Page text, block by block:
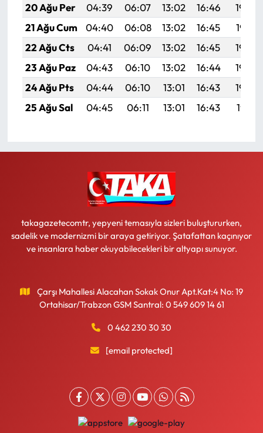
20 Ağu Per
04:39 06:07 13:02 16:46
19:48
21 Ağu Cum
04:40 06:08 13:02 16:45
19:47
22 Ağu Cts
04:41 06:09 13:02 16:45
19:45
23 Ağu Paz
04:43 06:10 13:02 16:44
19:44
24 Ağu Pts
04:44 06:10 13:01 16:43
19:43
25 Ağu Sal
04:45 06:11 13:01 16:43 19:41
takagazetecomtr, yepyeni temasıyla sizleri buluştururken,
sadelik ve modernizmi bir araya getiriyor. Şatafattan kaçınıyor
ve insanlara haber okuyabilecekleri bir altyapı sunuyor.
Çarşı Mahallesi Alacahan Sokak Onur Apt.Kat:4 No: 19
Ortahisar/Trabzon GSM Santral: 0 549 609 14 61
0 462 230 30 30
[email protected]